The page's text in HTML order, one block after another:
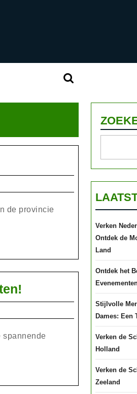
Zoek
de provincie
de
Spannende
Spakenburg
Evenementen!
spannende
Verken
Ontdek de
Land
Ontdek het
Stijlvolle
Dames: Een
Verken de
Holland
Verken de
Zeeland